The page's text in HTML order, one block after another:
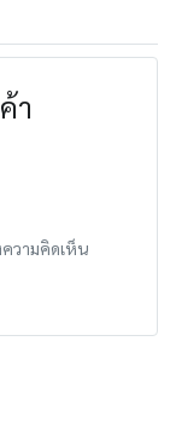
า
วามคิดเห็น